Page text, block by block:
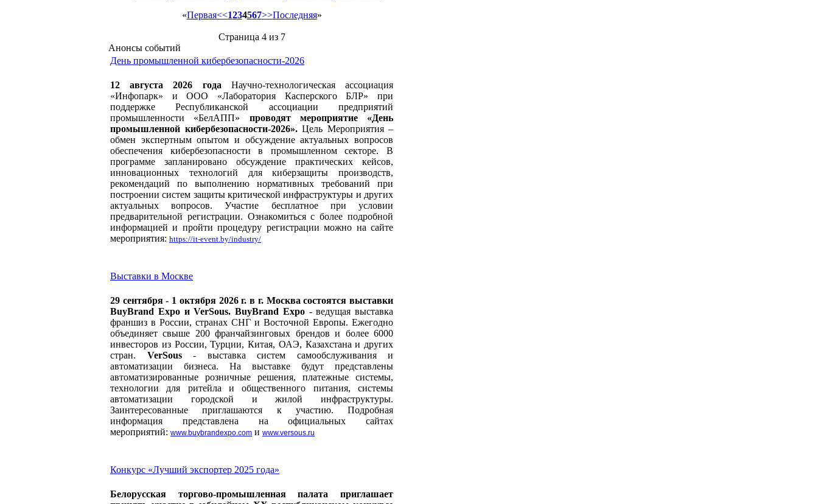
«Первая<<1234567>>Последняя»
Страница 4 из 7
Анонсы событий
День промышленной кибербезопасности-2026
12 августа 2026 года Научно-технологическая ассоциация
«Инфопарк» и ООО «Лаборатория Касперского БЛР» при
поддержке Республиканской ассоциации предприятий
промышленности «БелАПП» проводят мероприятие «День
промышленной кибербезопасности-2026».Цель Мероприятия –
обмен экспертным опытом и обсуждение актуальных вопросов
обеспечения кибербезопасности в промышленном секторе. В
программе запланировано обсуждение практических кейсов,
инновационных технологий для киберзащиты производств,
рекомендаций по выполнению нормативных требований при
построении систем защиты критической инфраструктуры и других
актуальных вопросов. Участие бесплатное при условии
предварительной регистрации. Ознакомиться с более подробной
информацией и пройти процедуру регистрации можно на сайте
мероприятия: https://it-event.by/industry/
Выставки в Москве
29 сентября - 1 октября 2026 г. в г. Москва состоятся выставки
BuyBrand Expo и VerSous. BuyBrand Expo- ведущая выставка
франшиз в России, странах СНГ и Восточной Европы. Ежегодно
объединяет свыше 200 франчайзинговых брендов и более 6000
инвесторов из России, Турции, Китая, ОАЭ, Казахстана и других
стран. VerSous- выставка систем самообслуживания и
автоматизации бизнеса. На выставке будут представлены
автоматизированные розничные решения, платежные системы,
технологии для ритейла и общественного питания, системы
автоматизации городской и жилой инфраструктуры.
Заинтересованные приглашаются к участию. Подробная
информация представлена на официальных сайтах
мероприятий: www.buybrandexpo.com и www.versous.ru
Конкурс «Лучший экспортер 2025 года»
Белорусская торгово-промышленная палата приглашает